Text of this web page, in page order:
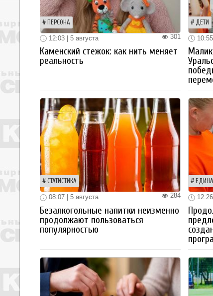
ПЕРСОНА
301
12:03 | 5 августа
Каменский стежок: как нить меняет
реальность
ДЕТИ
10:55
СТАТИСТИКА
284
08:07 | 5 августа
Безалкогольные напитки неизменно
продолжают пользоваться
популярностью
12:26